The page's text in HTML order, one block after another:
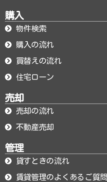
購入
物件検索
購入の流れ
買替えの流れ
住宅ローン
売却
売却の流れ
不動産売却
管理
貸すときの流れ
賃貸管理のよくあるご質問